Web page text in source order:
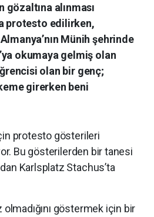
alınması
protesto edilirken,
Münih şehrinde
okumaya gelmiş olan
olan bir genç;
girerken beni
protesto gösterileri
Bu gösterilerden bir tanesi
Karlsplatz Stachus’ta
göstermek için bir